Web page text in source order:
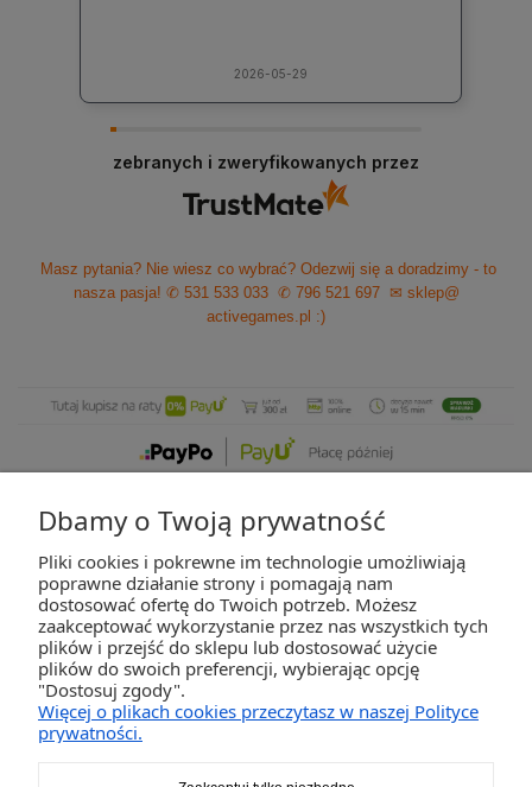
2026-05-29
zebranych i zweryfikowanych przez
Masz pytania? Nie wiesz co wybrać? Odezwij się a doradzimy - to
nasza pasja! ✆ 531 533 033 ✆ 796 521 697
✉ sklep@
activegames.pl :)
ZAKUPY
POMOC
Dbamy o Twoją prywatność
Pliki cookies i pokrewne im technologie umożliwiają
poprawne działanie strony i pomagają nam
dostosować ofertę do Twoich potrzeb. Możesz
zaakceptować wykorzystanie przez nas wszystkich tych
plików i przejść do sklepu lub dostosować użycie
plików do swoich preferencji, wybierając opcję
"Dostosuj zgody".
Więcej o plikach cookies przeczytasz w naszej Polityce
prywatności.